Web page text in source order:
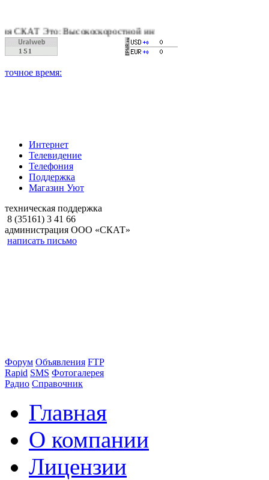
Это: Высокоскоростной интернет, качественное цифровое
Интернет
Телевидение
Телефония
Поддержка
Магазин Уют
техническая поддержка
8 (35161) 3 41 66
администрация ООО «СКАТ»
написать письмо
Форум Объявления FTP
Rapid SMS Фотогалерея
Радио Справочник
Главная
О компании
Лицензии